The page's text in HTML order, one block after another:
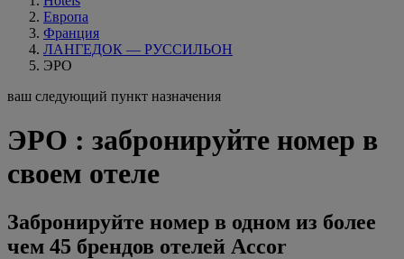
Европа
Франция
ЛАНГЕДОК — РУССИЛЬОН
ЭРО
ваш следующий пункт назначения
ЭРО : забронируйте номер в
своем отеле
Забронируйте номер в одном из более
чем 45 брендов отелей Accor